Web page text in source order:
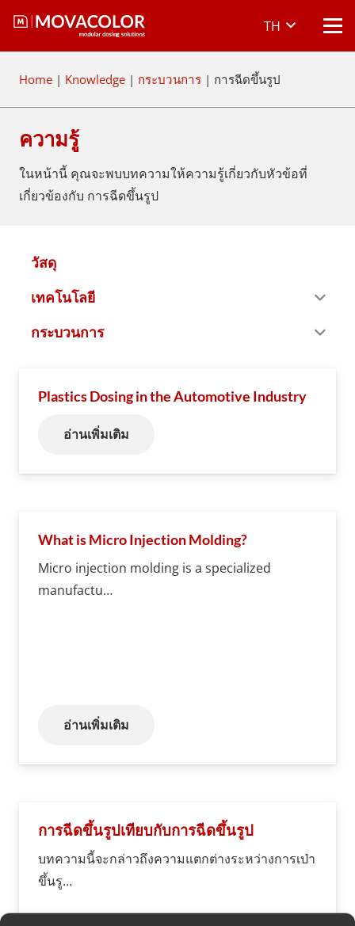
TH
Home | Knowledge | กระบวนการ | การฉีดขึ้นรูป
ความรู้
ในหน้านี้ คุณจะพบบทความให้ความรู้เกี่ยวกับหัวข้อที่
เกี่ยวข้องกับ การฉีดขึ้นรูป
วัสดุ
เทคโนโลยี
กระบวนการ
Plastics Dosing in the Automotive Industry
อ่านเพิ่มเติม
What is Micro Injection Molding?
Micro injection molding is a specialized
manufactu…
อ่านเพิ่มเติม
การฉีดขึ้นรูปเทียบกับการฉีดขึ้นรูป
บทความนี้จะกล่าวถึงความแตกต่างระหว่างการเป่า
ขึ้นรู…